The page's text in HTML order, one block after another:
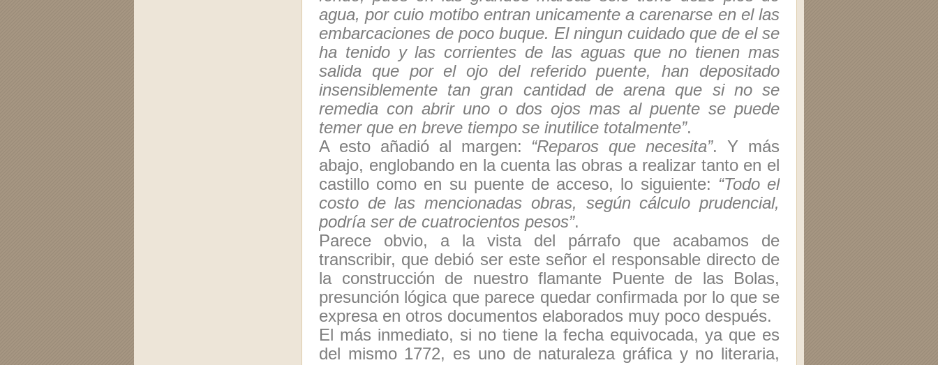
agua, por cuio motibo entran unicamente a carenarse en el las
embarcaciones de poco buque. El ningun cuidado que de el se
ha tenido y las corrientes de las aguas que no tienen mas
salida que por el ojo del referido puente, han depositado
insensiblemente tan gran cantidad de arena que si no se
remedia con abrir uno o dos ojos mas al puente se puede
temer que en breve tiempo se inutilice totalmente”.
A esto añadió al margen: “Reparos que necesita”. Y más
abajo, englobando en la cuenta las obras a realizar tanto en el
castillo como en su puente de acceso, lo siguiente: “Todo el
costo de las mencionadas obras, según cálculo prudencial,
podría ser de cuatrocientos pesos”.
Parece obvio, a la vista del párrafo que acabamos de
transcribir, que debió ser este señor el responsable directo de
la construcción de nuestro flamante Puente de las Bolas,
presunción lógica que parece quedar confirmada por lo que se
expresa en otros documentos elaborados muy poco después.
El más inmediato, si no tiene la fecha equivocada, ya que es
del mismo 1772, es uno de naturaleza gráfica y no literaria,